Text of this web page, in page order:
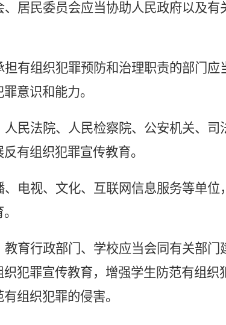
、居民委员会应当协助人民政府以及
有组织犯罪预防和治理职责的部门应
意识和能力。
人民法院、人民检察院、公安机关、
有组织犯罪宣传教育。
、电视、文化、互联网信息服务等单
育行政部门、学校应当会同有关部门
织犯罪宣传教育，增强学生防范有组
组织犯罪的侵害。